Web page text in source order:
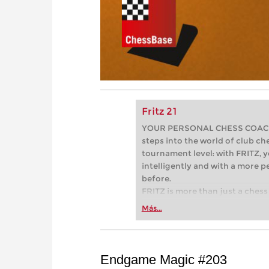
Fritz 21
YOUR PERSONAL CHESS
steps into the world of club
tournament level: with FRITZ,
intelligently and with a more
before.
FRITZ is more than just a
Whether you’re taking your
more efficiently, intelligently
Más...
Endgame Magic #203